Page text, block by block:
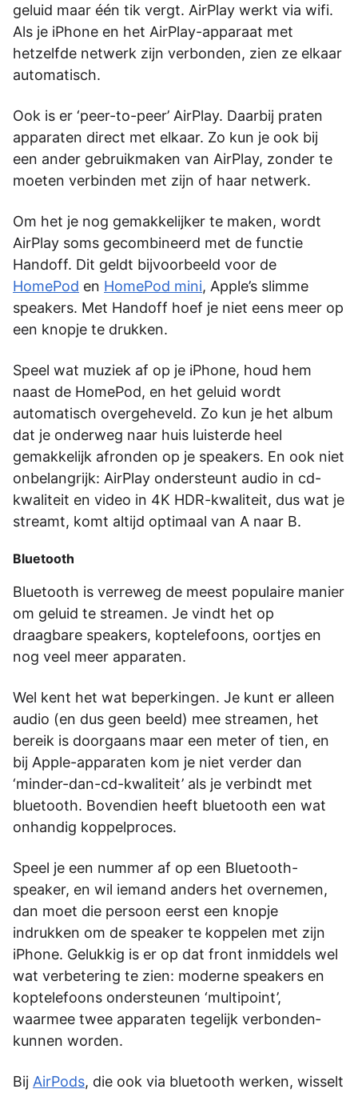
geluid maar één tik vergt. AirPlay werkt via wifi.
Als je iPhone en het AirPlay-apparaat met
hetzelfde­­­ netwerk zijn verbonden, zien ze elkaar
automatisch.
Ook is er ‘peer-to-peer’ AirPlay. Daarbij praten
apparaten direct met elkaar. Zo kun je ook bij
een ander gebruikmaken van AirPlay, zonder te
moeten verbinden met zijn of haar netwerk.
Om het je nog gemakkelijker te maken, wordt
AirPlay soms gecombineerd met de functie
Handoff. Dit geldt bijvoorbeeld voor de
HomePod en HomePod mini, Apple’s slimme
speakers. Met Handoff hoef je niet eens meer op
een knopje te drukken.
Speel wat muziek af op je iPhone, houd hem
naast de HomePod, en het geluid wordt
automatisch­­­ overgeheveld. Zo kun je het album
dat je onderweg naar huis luisterde heel
gemakkelijk­­­ afronden op je speakers. En ook niet
onbelangrijk: AirPlay ondersteunt audio in cd-
kwaliteit en video in 4K HDR-kwaliteit, dus wat je
streamt, komt altijd optimaal van A naar B.
Bluetooth
Bluetooth is verreweg de meest populaire manier
om geluid te streamen. Je vindt het op
draagbare speakers, koptelefoons, oortjes en
nog veel meer apparaten.
Wel kent het wat beperkingen. Je kunt er alleen
audio (en dus geen beeld) mee streamen, het
bereik is doorgaans maar een meter of tien, en
bij Apple-apparaten kom je niet verder dan
‘minder-dan-cd-kwaliteit’ als je verbindt met
bluetooth. Bovendien heeft bluetooth een wat
onhandig­­­ koppelproces.
Speel je een nummer af op een Bluetooth-
speaker, en wil iemand anders het overnemen,
dan moet die persoon eerst een knopje
indrukken om de speaker te koppelen met zijn
iPhone. Gelukkig is er op dat front inmiddels wel
wat verbetering te zien: moderne­­­ speakers en
koptelefoons ondersteunen ‘multipoint’,
waarmee­­­ twee apparaten tegelijk verbonden­­­
kunnen­­­ worden.­­­
Bij AirPods, die ook via bluetooth­­­ werken, wisselt